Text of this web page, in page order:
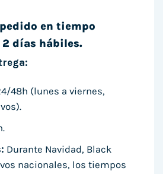
en tiempo
2 días hábiles.
48h (lunes a viernes,
Durante Navidad, Black
nacionales, los tiempos